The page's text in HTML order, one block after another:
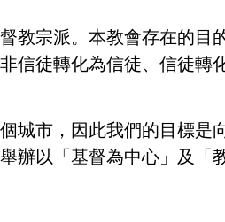
教宗派。本教會存在的目
徒轉化為信徒、信徒轉
城市，因此我們的目標是
辦以「基督為中心」及